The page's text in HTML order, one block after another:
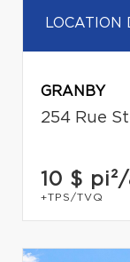
LOCATION
GRANBY
254 Rue
10 $
+TPS/TVQ